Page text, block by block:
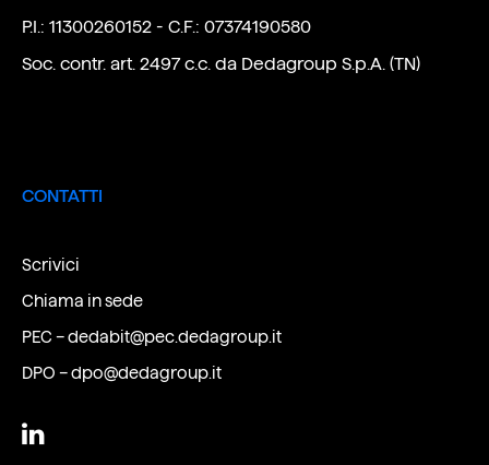
P.I.: 11300260152 - C.F.: 07374190580
Soc. contr. art. 2497 c.c. da Dedagroup S.p.A. (TN)
CONTATTI
Scrivici
Chiama in sede
PEC –dedabit@pec.dedagroup.it
DPO –dpo@dedagroup.it